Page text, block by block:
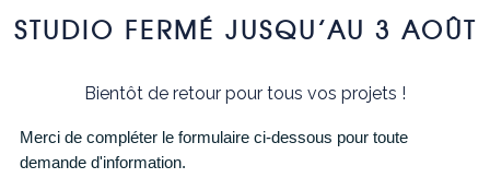
STUDIO FERMÉ JUSQU’AU 3 AOÛT
Bientôt de retour pour tous vos projets !